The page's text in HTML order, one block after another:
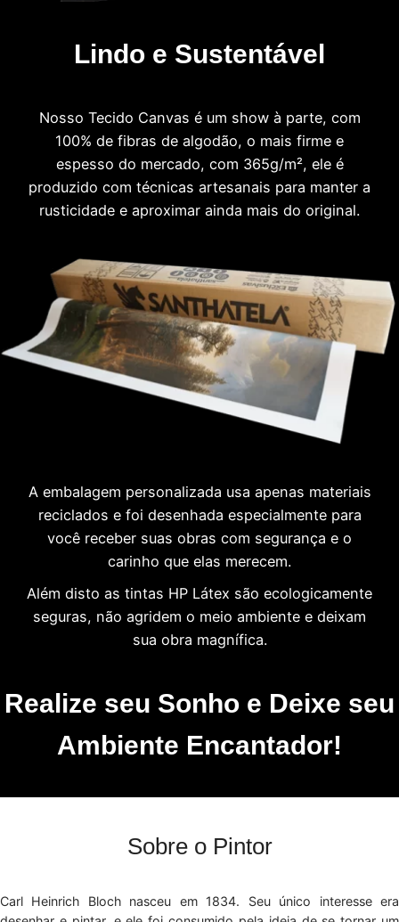
Lindo e Sustentável
Nosso Tecido Canvas é um show à parte, com
100% de fibras de algodão, o mais firme e
espesso do mercado, com 365g/m², ele é
produzido com técnicas artesanais para manter a
rusticidade e aproximar ainda mais do original.
A embalagem personalizada usa apenas materiais
reciclados e foi desenhada especialmente para
você receber suas obras com segurança e o
carinho que elas merecem.
Além disto as tintas HP Látex são ecologicamente
seguras, não agridem o meio ambiente e deixam
sua obra magnífica.
Realize seu Sonho e Deixe seu
Ambiente Encantador!
Sobre o Pintor
Carl Heinrich Bloch nasceu em 1834. Seu único interesse era